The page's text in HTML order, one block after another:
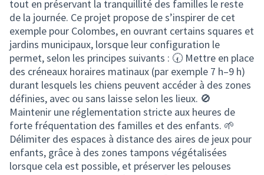
tout en préservant la tranquillité des familles le reste
de la journée. Ce projet propose de s’inspirer de cet
exemple pour Colombes, en ouvrant certains squares et
jardins municipaux, lorsque leur configuration le
permet, selon les principes suivants : 🕢 Mettre en place
des créneaux horaires matinaux (par exemple 7 h–9 h)
durant lesquels les chiens peuvent accéder à des zones
définies, avec ou sans laisse selon les lieux. 🚫
Maintenir une réglementation stricte aux heures de
forte fréquentation des familles et des enfants. 🌱
Délimiter des espaces à distance des aires de jeux pour
enfants, grâce à des zones tampons végétalisées
lorsque cela est possible, et préserver les pelouses